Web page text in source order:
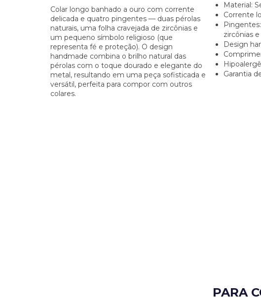
Colar longo banhado a ouro com corrente
delicada e quatro pingentes — duas pérolas
naturais, uma folha cravejada de zircônias e
um pequeno símbolo religioso (que
representa fé e proteção). O design
handmade combina o brilho natural das
pérolas com o toque dourado e elegante do
metal, resultando em uma peça sofisticada e
versátil, perfeita para compor com outros
colares.
Material:
Corrente
zircônias
Design
Garantia
PARA